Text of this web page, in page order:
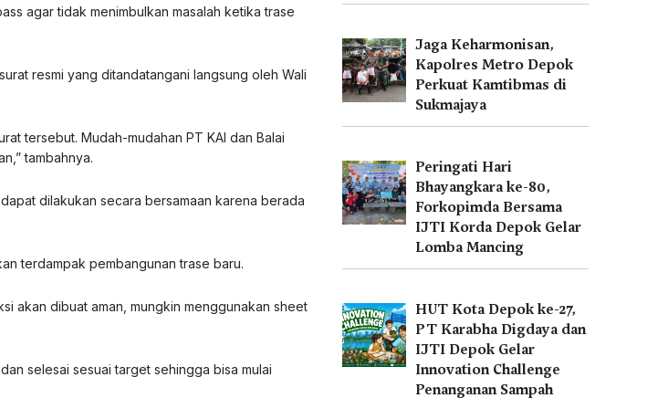
agar tidak menimbulkan masalah ketika trase
resmi yang ditandatangani langsung oleh Wali
tersebut. Mudah-mudahan PT KAI dan Balai
tambahnya.
dilakukan secara bersamaan karena berada
terdampak pembangunan trase baru.
akan dibuat aman, mungkin menggunakan sheet
selesai sesuai target sehingga bisa mulai
Jaga Keharmonisan,
Kapolres Metro Depok
Perkuat Kamtibmas di
Sukmajaya
Peringati Hari
Bhayangkara ke-80,
Forkopimda Bersama
IJTI Korda Depok Gelar
Lomba Mancing
HUT Kota Depok ke-27,
PT Karabha Digdaya dan
IJTI Depok Gelar
Innovation Challenge
Penanganan Sampah